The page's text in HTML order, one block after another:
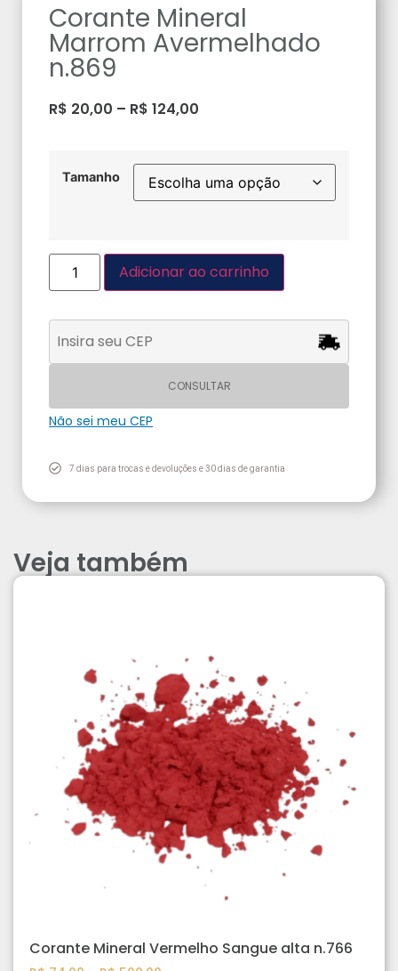
Corante Mineral
Marrom Avermelhado
n.869
R$ 20,00 – R$ 124,00
Tamanho
Adicionar ao carrinho
CONSULTAR
Não sei meu CEP
7 dias para trocas e devoluções e 30 dias de garantia
Veja também
Corante Mineral Vermelho Sangue alta n.766